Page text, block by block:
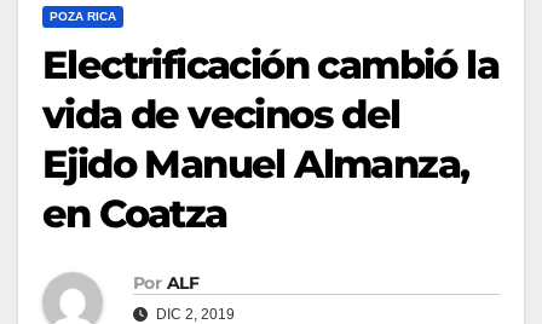
POZA RICA
Electrificación cambió la
vida de vecinos del
Ejido Manuel Almanza,
en Coatza
Por ALF
DIC 2, 2019